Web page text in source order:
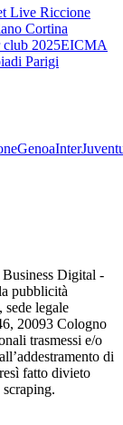
Live Riccione
Cortina
club 2025EICMA
Parigi
GenoaInter
Digital -
pubblicità
legale
20093 Cologno
trasmessi e/o
di
fatto divieto